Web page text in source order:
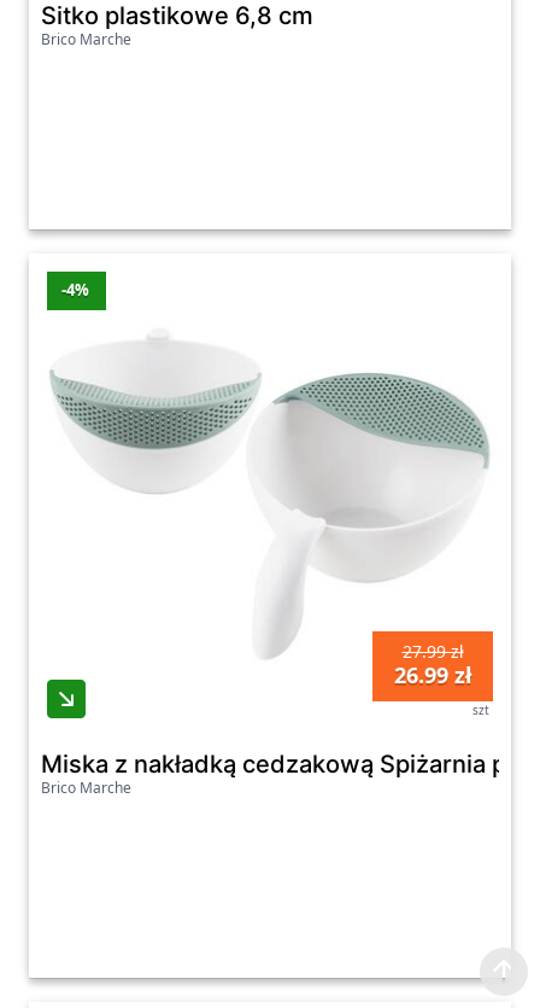
Sitko plastikowe 6,8 cm
Brico Marche
-4%
27.99 zł
26.99 zł
szt
Miska z nakładką cedzakową Spiżarnia
Brico Marche